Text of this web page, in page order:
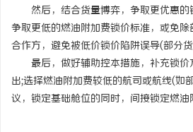
然后，结合货量博弈，争取更优惠的
争取更低的燃油附加费锁价标准，或免
合作方，避免被低价锁价陷阱误导(部分
最后，做好辅助控本措施，补充锁价
出;选择燃油附加费较低的航司或航线(如
议，锁定基础舱位的同时，间接锁定燃